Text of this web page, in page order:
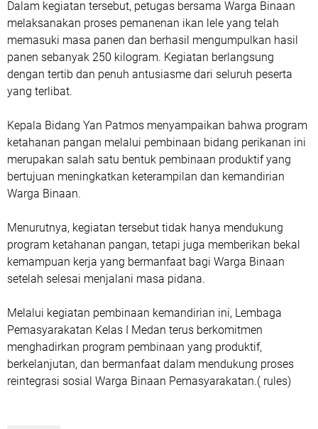
Dalam kegiatan tersebut, petugas bersama Warga Binaan
melaksanakan proses pemanenan ikan lele yang telah
memasuki masa panen dan berhasil mengumpulkan hasil
panen sebanyak 250 kilogram. Kegiatan berlangsung
dengan tertib dan penuh antusiasme dari seluruh peserta
yang terlibat.
Kepala Bidang Yan Patmos menyampaikan bahwa program
ketahanan pangan melalui pembinaan bidang perikanan ini
merupakan salah satu bentuk pembinaan produktif yang
bertujuan meningkatkan keterampilan dan kemandirian
Warga Binaan.
Menurutnya, kegiatan tersebut tidak hanya mendukung
program ketahanan pangan, tetapi juga memberikan bekal
kemampuan kerja yang bermanfaat bagi Warga Binaan
setelah selesai menjalani masa pidana.
Melalui kegiatan pembinaan kemandirian ini, Lembaga
Pemasyarakatan Kelas I Medan terus berkomitmen
menghadirkan program pembinaan yang produktif,
berkelanjutan, dan bermanfaat dalam mendukung proses
reintegrasi sosial Warga Binaan Pemasyarakatan.( rules)